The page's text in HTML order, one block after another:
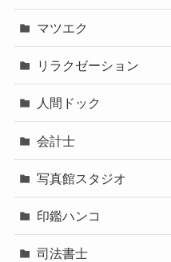
マツエク
リラクゼーション
人間ドック
会計士
写真館スタジオ
印鑑ハンコ
司法書士